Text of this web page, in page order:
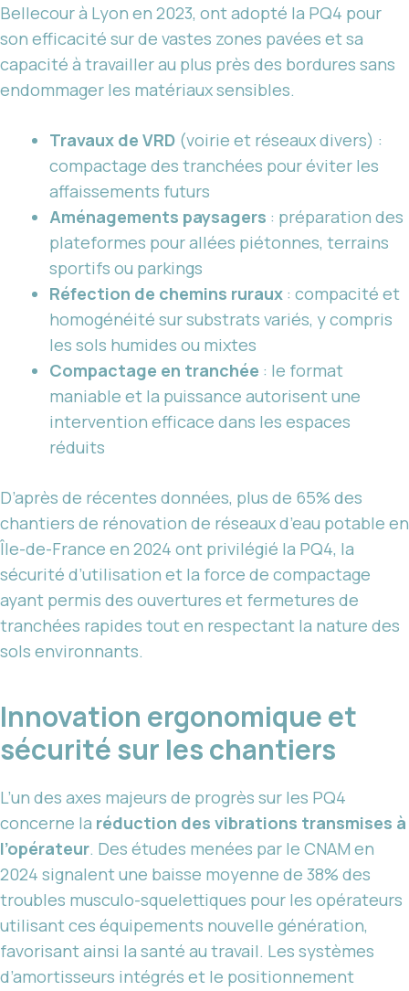
Bellecour à Lyon en 2023, ont adopté la PQ4 pour
son efficacité sur de vastes zones pavées et sa
capacité à travailler au plus près des bordures sans
endommager les matériaux sensibles.
Travaux de VRD (voirie et réseaux divers) :
compactage des tranchées pour éviter les
affaissements futurs
Aménagements paysagers : préparation des
plateformes pour allées piétonnes, terrains
sportifs ou parkings
Réfection de chemins ruraux : compacité et
homogénéité sur substrats variés, y compris
les sols humides ou mixtes
Compactage en tranchée : le format
maniable et la puissance autorisent une
intervention efficace dans les espaces
réduits
D’après de récentes données, plus de 65% des
chantiers de rénovation de réseaux d’eau potable en
Île-de-France en 2024 ont privilégié la PQ4, la
sécurité d’utilisation et la force de compactage
ayant permis des ouvertures et fermetures de
tranchées rapides tout en respectant la nature des
sols environnants.
Innovation ergonomique et
sécurité sur les chantiers
L’un des axes majeurs de progrès sur les PQ4
concerne la réduction des vibrations transmises à
l’opérateur. Des études menées par le CNAM en
2024 signalent une baisse moyenne de 38% des
troubles musculo-squelettiques pour les opérateurs
utilisant ces équipements nouvelle génération,
favorisant ainsi la santé au travail. Les systèmes
d’amortisseurs intégrés et le positionnement